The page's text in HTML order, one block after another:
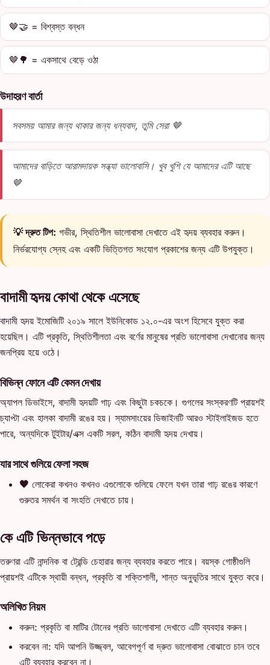
🤎🤝 = বিশ্বস্ত বন্ধন
🤎🌳 = একসাথে বেড়ে ওঠা
উদাহরণ বার্তা
সবসময় আমার জন্য থাকার জন্য ধন্যবাদ, তুমি সেরা 🤎
আমাদের বাড়িতে আরামদায়ক সন্ধ্যা ভালোবাসি। খুব খুশি যে আমাদের এটি আছে
🤎
💡 দ্রুত টিপ: গভীর, স্থিতিশীল ভালোবাসা দেখাতে এই হৃদয় ব্যবহার করুন।
নির্ভরযোগ্য স্নেহ এবং একটি ভিত্তিগত সংযোগ প্রকাশের জন্য এটি উপযুক্ত।
বাদামী হৃদয় কোথা থেকে এসেছে
বাদামী হৃদয় ইমোজিটি ২০১৯ সালে ইউনিকোড ১২.০-এর অংশ হিসেবে যুক্ত করা
হয়েছিল। এটি প্রকৃতি, স্থিতিশীলতা এবং বর্ণের মানুষের প্রতি ভালোবাসা দেখানোর জন্য
জনপ্রিয় হয়ে ওঠে।
বিভিন্ন ফোনে এটি কেমন দেখায়
অ্যাপল ডিভাইসে, বাদামী হৃদয়টি গাঢ় এবং কিছুটা চকচকে। গুগলের সংস্করণটি প্রায়শই
চ্যাপ্টা এবং হালকা বাদামী রঙের হয়। স্যামসাংয়ের ডিজাইনটি আরও স্টাইলাইজড হতে
পারে, অন্যদিকে টুইটার/এক্স একটি সরল, কঠিন বাদামী হৃদয় দেখায়।
যার সাথে গুলিয়ে ফেলা সহজ
🖤 লোকেরা কখনও কখনও এগুলোকে গুলিয়ে ফেলে যখন তারা গাঢ় রঙের কারণে
গুরুতর সমর্থন বা সংহতি দেখাতে চায়।
কে এটি ভিন্নভাবে পড়ে
তরুণরা এটি নান্দনিক বা ট্রেন্ডি চেহারার জন্য ব্যবহার করতে পারে। বয়স্ক গোষ্ঠীগুলি
প্রায়শই এটিকে স্থায়ী বন্ধন, প্রকৃতি বা শক্তিশালী, শান্ত অনুভূতির সাথে যুক্ত করে।
অলিখিত নিয়ম
করুন: প্রকৃতি বা মাটির টোনের প্রতি ভালোবাসা দেখাতে এটি ব্যবহার করুন।
করবেন না: যদি আপনি উজ্জ্বল, আবেগপূর্ণ বা দ্রুত ভালোবাসা বোঝাতে চান তবে
এটি ব্যবহার করবেন না।